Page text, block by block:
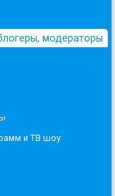
модераторы
и ТВ шоу